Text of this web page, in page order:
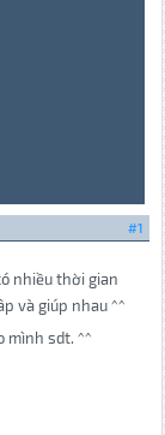
#1
nhiều thời gian
và giúp nhau ^^
mình sdt. ^^